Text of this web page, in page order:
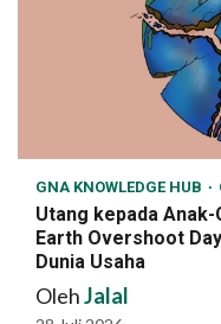
GNA KNOWLEDGE HUB
Utang kepada
Earth Overshoot
Dunia Usaha
OlehJalal